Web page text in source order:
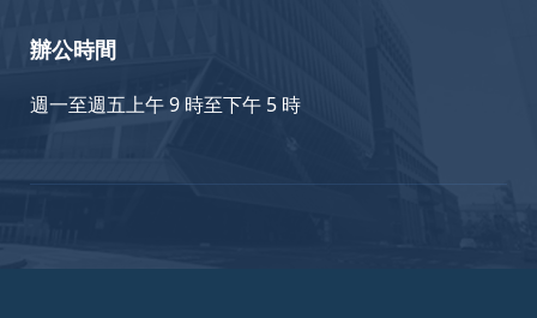
辦公時間
週一至週五上午 9 時至下午 5 時